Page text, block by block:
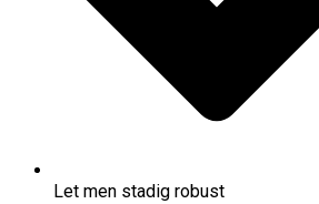
Let men stadig robust